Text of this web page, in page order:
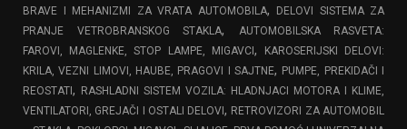
BRAVE I MEHANIZMI ZA VRATA AUTOMOBILA,
DELOVI SISTEMA ZA
PRANJE VETROBRANSKOG STAKLA,
AUTOMOBILSKA RASVETA:
FAROVI, MAGLENKE, STOP LAMPE, MIGAVCI ,
KAROSERIJSKI DELOVI:
KRILA, VEZNI LIMOVI, HAUBE, PRAGOVI I SAJTNE, PUMPE, PREKIDAČI I
REOSTATI ,
RASHLADNI SISTEM VOZILA: HLADNJACI MOTORA I KLIME,
VENTILATORI, GREJAČI I OSTALI DELOVI, RETROVIZORI ZA AUTOMOBIL